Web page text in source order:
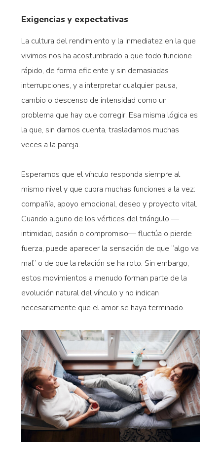
Exigencias y expectativas
La cultura del rendimiento y la inmediatez en la que
vivimos nos ha acostumbrado a que todo funcione
rápido, de forma eficiente y sin demasiadas
interrupciones, y a interpretar cualquier pausa,
cambio o descenso de intensidad como un
problema que hay que corregir. Esa misma lógica es
la que, sin darnos cuenta, trasladamos muchas
veces a la pareja.
Esperamos que el vínculo responda siempre al
mismo nivel y que cubra muchas funciones a la vez:
compañía, apoyo emocional, deseo y proyecto vital.
Cuando alguno de los vértices del triángulo —
intimidad, pasión o compromiso— fluctúa o pierde
fuerza, puede aparecer la sensación de que “algo va
mal” o de que la relación se ha roto. Sin embargo,
estos movimientos a menudo forman parte de la
evolución natural del vínculo y no indican
necesariamente que el amor se haya terminado.